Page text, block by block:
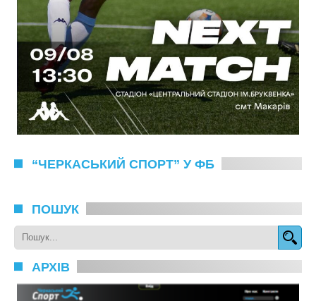
“ЧЕРКАСЬКИЙ СПОРТ” У ФБ
ПОШУК
АРХІВ